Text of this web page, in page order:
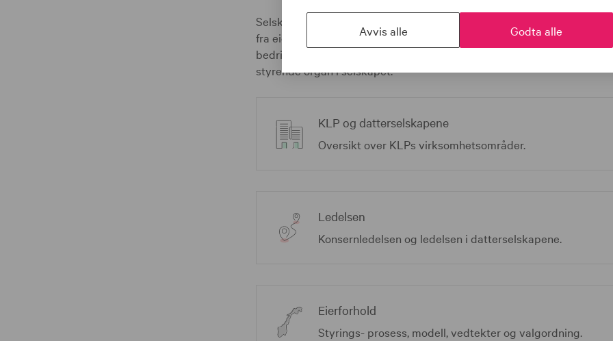
Selskapets styre er valgt av foretaksforsamlingen sammensatt av
fra eierne, som består av kommuner og fylkeskommuner, helseforetak
bedrifter. Arbeidstakerorganisasjonene i offentlig sektor er
styrende organ i selskapet.
KLP og datterselskapene
Oversikt over KLPs virksomhetsområder.
Ledelsen
Konsernledelsen og ledelsen i datterselskapene.
Eierforhold
Styrings- prosess, modell, vedtekter og valgordning.
Avvis alle Godta alle